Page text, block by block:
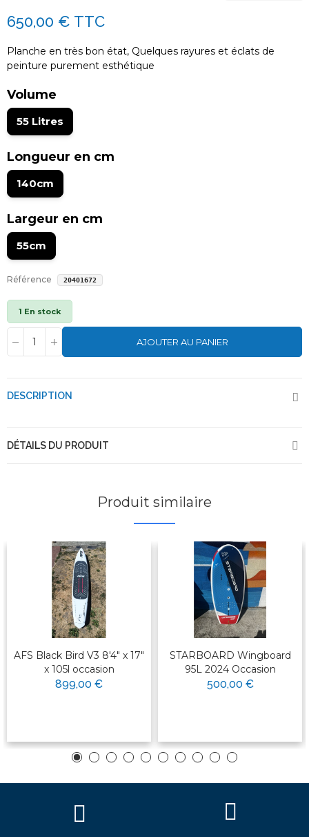
650,00 € TTC
Planche en très bon état, Quelques rayures et éclats de
peinture purement esthétique
Volume
55 Litres
Longueur en cm
140cm
Largeur en cm
55cm
Référence 20401672
1 En stock
AJOUTER AU PANIER
DESCRIPTION
DÉTAILS DU PRODUIT
Produit similaire
AFS Black Bird V3 8'4" x 17"
x 105l occasion
899,00 €
STARBOARD Wingboard
95L 2024 Occasion
500,00 €